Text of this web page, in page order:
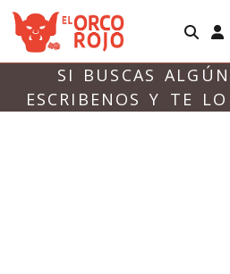
SI BUSCAS
ESCRIBENOS Y TE